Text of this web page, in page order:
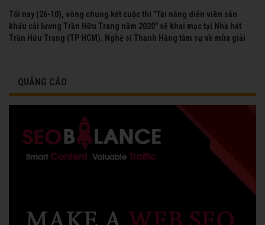
Tối nay (26-10), vòng chung kết cuộc thi "Tài năng diễn viên sân
khấu cải lương Trần Hữu Trang năm 2020" sẽ khai mạc tại Nhà hát
Trần Hữu Trang (TP HCM). Nghệ sĩ Thanh Hằng tâm sự về mùa giải
QUẢNG CÁO